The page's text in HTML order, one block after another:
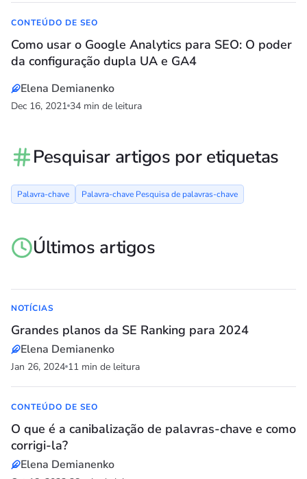
CONTEÚDO DE SEO
Como usar o Google Analytics para SEO: O poder
da configuração dupla UA e GA4
Elena Demianenko
Dec 16, 2021 34 min de leitura
Pesquisar artigos por etiquetas
Palavra-chave Palavra-chave Pesquisa de palavras-chave
Últimos artigos
NOTÍCIAS
Grandes planos da SE Ranking para 2024
Elena Demianenko
Jan 26, 2024 11 min de leitura
CONTEÚDO DE SEO
O que é a canibalização de palavras-chave e como
corrigi-la?
Elena Demianenko